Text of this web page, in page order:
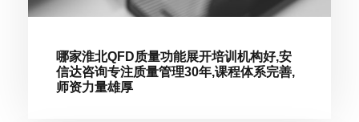
哪家淮北QFD质量功能展开培训机构好,安
信达咨询专注质量管理30年,课程体系完善,
师资力量雄厚